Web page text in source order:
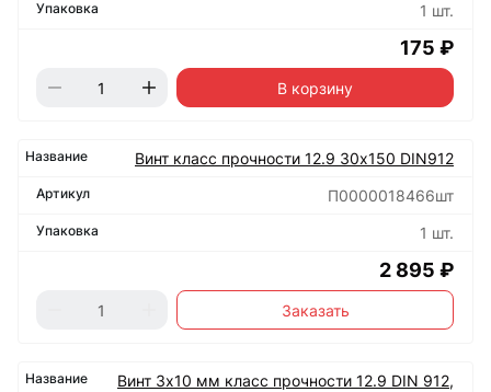
1 шт.
175 ₽
В корзину
Винт класс прочности 12.9 30х150 DIN912
П0000018466шт
1 шт.
2 895 ₽
Заказать
Винт 3х10 мм класс прочности 12.9 DIN 912,